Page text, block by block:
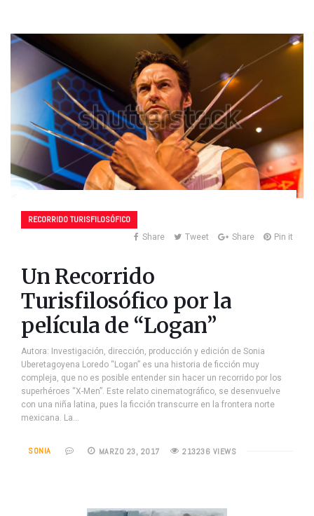
RECORRIDO TURISFILOSÓFICO
Share Tweet Share Pin it
Un Recorrido
Turisfilosófico por la
película de “Logan”
Autora: Investigación, dirección, producción y edición de Sonia
Uberetagoyena Loredo “Logan” es una historia de ficción muy
compleja, que no es posible entender sin hacer un recorrido por los
superhéroes “X-Men”. Este relato cinematográfico, se desenvuelve
con una niña latina, pues la ficción transcurre en la frontera norte
mexicana. La…
SONIA MARZO 23, 2017 213236 VIEWS